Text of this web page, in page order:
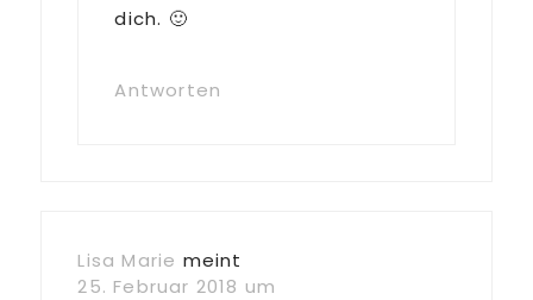
dich. 🙂
Antworten
Lisa Marie meint
25. Februar 2018 um